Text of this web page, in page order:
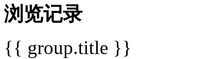
浏览记录
{{ group.title }}